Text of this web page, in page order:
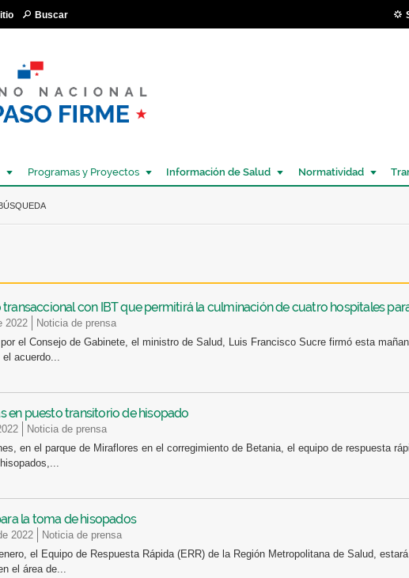
Buscar
Programas y Proyectos Información de Salud Normatividad
AQUÍ
con IBT que permitirá la culminación de cuatro hospitales
2022
Noticia de prensa
el Consejo de Gabinete, el ministro de Salud, Luis Francisco Sucre firmó esta
acuerdo...
en puesto transitorio de hisopado
Noticia de prensa
en el parque de Miraflores en el corregimiento de Betania, el equipo de respuesta
la toma de hisopados
2022
Noticia de prensa
el Equipo de Respuesta Rápida (ERR) de la Región Metropolitana de Salud,
el área de...